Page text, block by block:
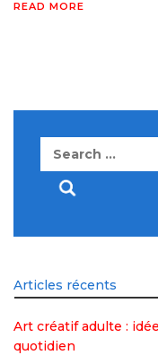
READ MORE
Articles récents
Art créatif adulte :
quotidien